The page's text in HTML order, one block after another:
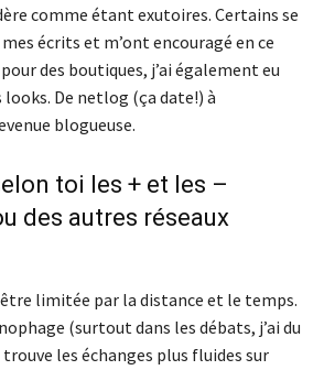
comme étant exutoires. Certains se
écrits et m’ont encouragé en ce
des boutiques, j’ai également eu
De netlog (ça date!) à
blogueuse.
toi les + et les –
des autres réseaux
limitée par la distance et le temps.
(surtout dans les débats, j’ai du
les échanges plus fluides sur